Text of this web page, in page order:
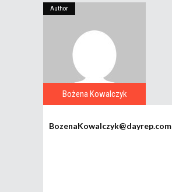
Author
Bożena Kowalczyk
BozenaKowalczyk@dayrep.com